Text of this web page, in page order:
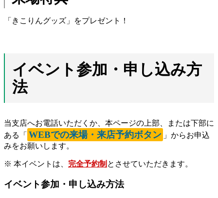
「きこりんグッズ」をプレゼント！
イベント参加・申し込み方
法
当支店へお電話いただくか、本ページの上部、または下部に
ある「 WEBでの来場・来店予約ボタン 」からお申込
みをお願いします。
※ 本イベントは、 完全予約制 とさせていただきます。
イベント参加・申し込み方法